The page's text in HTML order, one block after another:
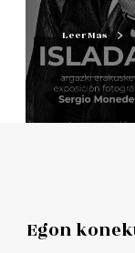
Leer Mas
Egon